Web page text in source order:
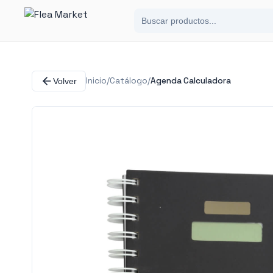
Volver Inicio/Catálogo/Agenda Calculadora